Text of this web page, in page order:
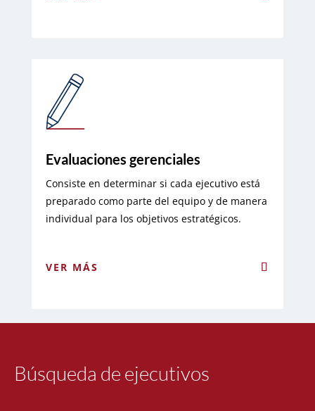
Evaluaciones gerenciales
Consiste en determinar si cada ejecutivo está
preparado como parte del equipo y de manera
individual para los objetivos estratégicos.
VER MÁS
Búsqueda de ejecutivos